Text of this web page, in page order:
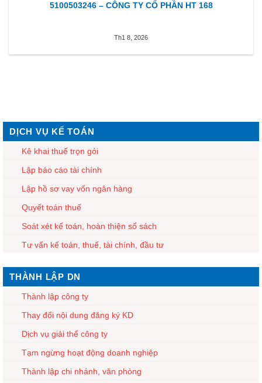
5100503246 – CÔNG TY CỔ PHẦN HT 168
Th1 8, 2026
DỊCH VỤ KẾ TOÁN
Kê khai thuế trọn gói
Lập báo cáo tài chính
Lập hồ sơ vay vốn ngân hàng
Quyết toán thuế
Soát xét kế toán, hoàn thiện sổ sách
Tư vấn kế toán, thuế, tài chính, đầu tư
THÀNH LẬP DN
Thành lập công ty
Thay đổi nội dung đăng ký KD
Dịch vụ giải thể công ty
Tạm ngừng hoạt động doanh nghiệp
Thành lập chi nhánh, văn phòng